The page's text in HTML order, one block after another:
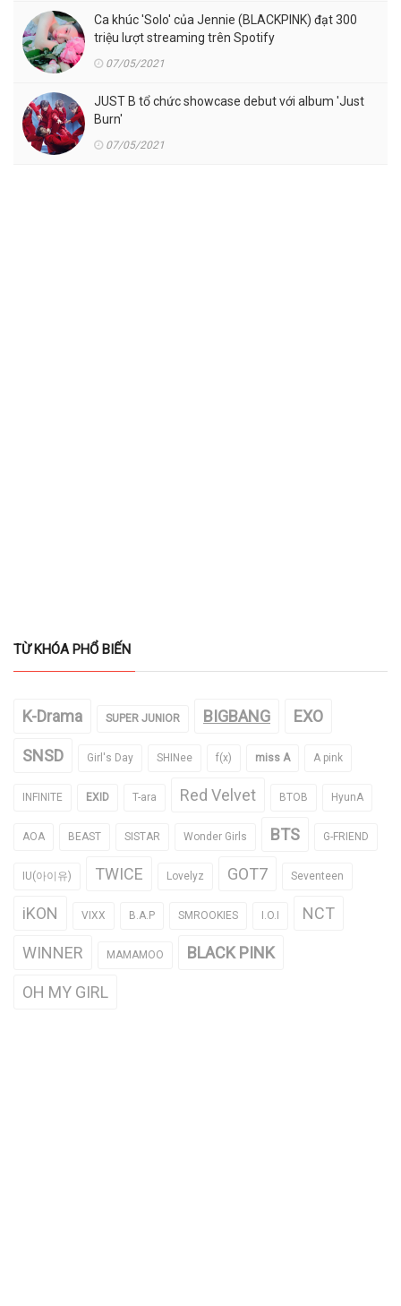
Ca khúc 'Solo' của Jennie (BLACKPINK) đạt 300
triệu lượt streaming trên Spotify
07/05/2021
JUST B tổ chức showcase debut với album 'Just
Burn'
07/05/2021
TỪ KHÓA PHỔ BIẾN
K-Drama SUPER JUNIOR BIGBANG EXO
SNSD Girl's Day SHINee f(x) miss A A pink
INFINITE EXID T-ara Red Velvet BTOB HyunA
AOA BEAST SISTAR Wonder Girls BTS G-FRIEND
IU(아이유) TWICE Lovelyz GOT7 Seventeen
iKON VIXX B.A.P SMROOKIES I.O.I NCT
WINNER MAMAMOO BLACK PINK
OH MY GIRL